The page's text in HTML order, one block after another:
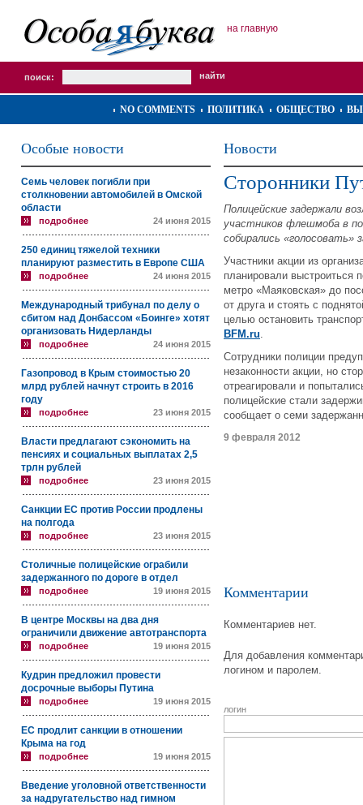
на главную
поиск:
NO COMMENTS ПОЛИТИКА ОБЩЕСТВО
Особые новости
Семь человек погибли при
столкновении автомобилей в Омской
области
подробнее 24 июня 2015
250 единиц тяжелой техники
планируют разместить в Европе США
подробнее 24 июня 2015
Международный трибунал по делу о
сбитом над Донбассом «Боинге» хотят
организовать Нидерланды
подробнее 24 июня 2015
Газопровод в Крым стоимостью 20
млрд рублей начнут строить в 2016
году
подробнее 23 июня 2015
Власти предлагают сэкономить на
пенсиях и социальных выплатах 2,5
трлн рублей
подробнее 23 июня 2015
Санкции ЕС против России продлены
на полгода
подробнее 23 июня 2015
Столичные полицейские ограбили
задержанного по дороге в отдел
подробнее 19 июня 2015
В центре Москвы на два дня
ограничили движение автотранспорта
подробнее 19 июня 2015
Кудрин предложил провести
досрочные выборы Путина
подробнее 19 июня 2015
ЕС продлит санкции в отношении
Крыма на год
подробнее 19 июня 2015
Введение уголовной ответственности
за надругательство над гимном
Новости
Сторонники
Полицейские задержали
участников флешмоба в
собирались «голосовать»
Участники акции из
планировали выстроиться
метро «Маяковская» до
от друга и стоять с
целью остановить
BFM.ru.
Сотрудники полиции
незаконности акции, но
отреагировали и
полицейские стали
сообщает о семи
9 февраля 2012
Комментарии
Комментариев нет.
Для добавления
логином и паролем.
логин